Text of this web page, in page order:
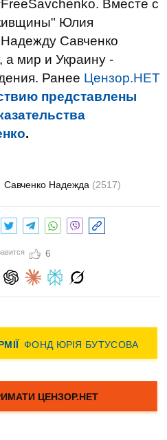
Вместе с
Юлия
Савченко
а мир и Украину -
Ранее Цензор.НЕТ
представлены
.
Савченко Надежда (2517)
6